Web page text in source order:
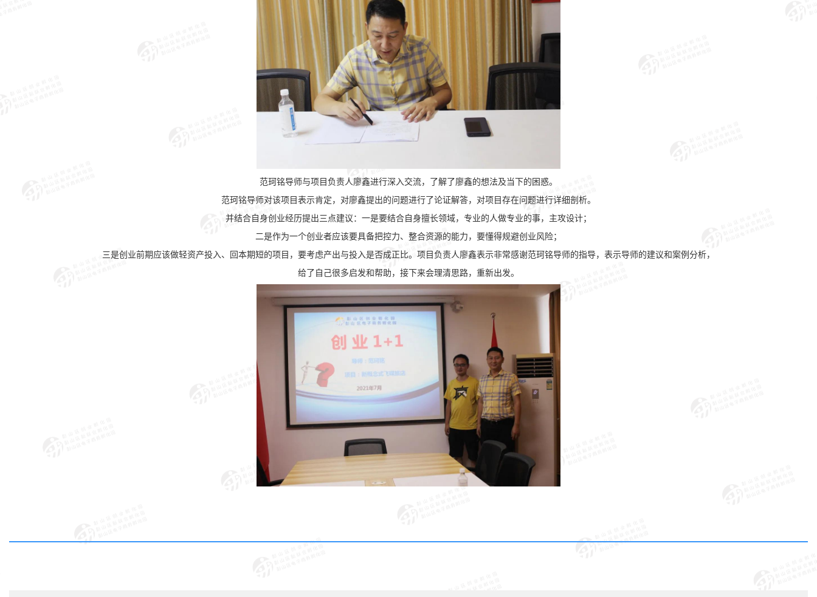
范珂铭导师与项目负责人廖鑫进行深入交流，了解了廖鑫的想法及当下的困惑。
范珂铭导师对该项目表示肯定，对廖鑫提出的问题进行了论证解答，对项目存在问题进行详细剖析。
并结合自身创业经历提出三点建议：一是要结合自身擅长领域，专业的人做专业的事，主攻设计；
二是作为一个创业者应该要具备把控力、整合资源的能力，要懂得规避创业风险；
三是创业前期应该做轻资产投入、回本期短的项目，要考虑产出与投入是否成正比。项目负责人廖鑫表示非常感谢范珂铭导师的指导，表示导师的建议和案例分析，
给了自己很多启发和帮助，接下来会理清思路，重新出发。